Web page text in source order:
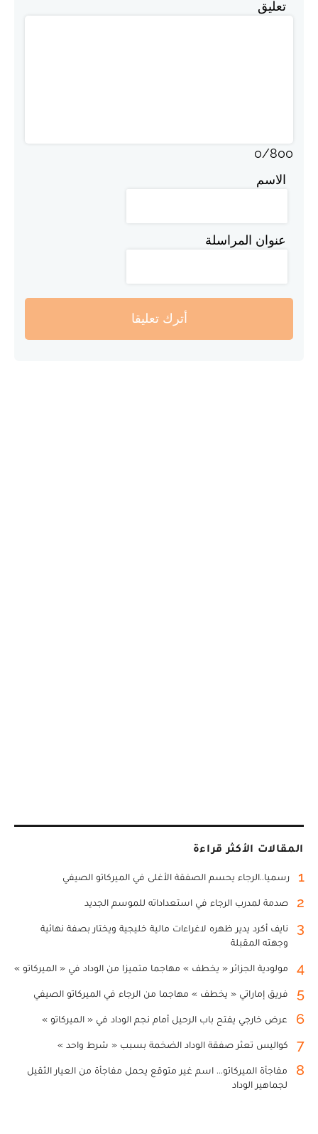
تعليق
0/800
الاسم
عنوان المراسلة
أترك تعليقا
المقالات الأكثر قراءة
1 رسميا..الرجاء يحسم الصفقة الأغلى في الميركاتو الصيفي
2 صدمة لمدرب الرجاء في استعداداته للموسم الجديد
3
نايف أكرد يدير ظهره لاغراءات مالية خليجية ويختار بصفة نهائية
وجهته المقبلة
4 مولودية الجزائر « يخطف » مهاجما متميزا من الوداد في « الميركاتو »
5 فريق إماراتي « يخطف » مهاجما من الرجاء في الميركاتو الصيفي
6 عرض خارجي يفتح باب الرحيل أمام نجم الوداد في « الميركاتو »
7 كواليس تعثر صفقة الوداد الضخمة بسبب « شرط واحد »
8
مفاجأة الميركاتو... اسم غير متوقع يحمل مفاجأة من العيار الثقيل
لجماهير الوداد